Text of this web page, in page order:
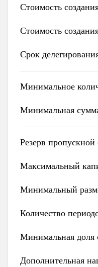
Стоимость
Стоимость
Срок
Минимальное
Минимальная
Резерв
Максимальный
Минимальный
Количество
Минимальная доля
Дополнительная